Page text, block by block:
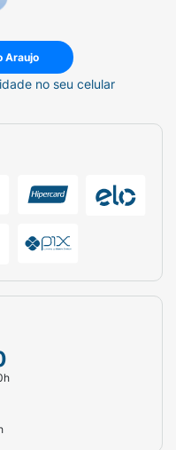
Araujo
no seu celular